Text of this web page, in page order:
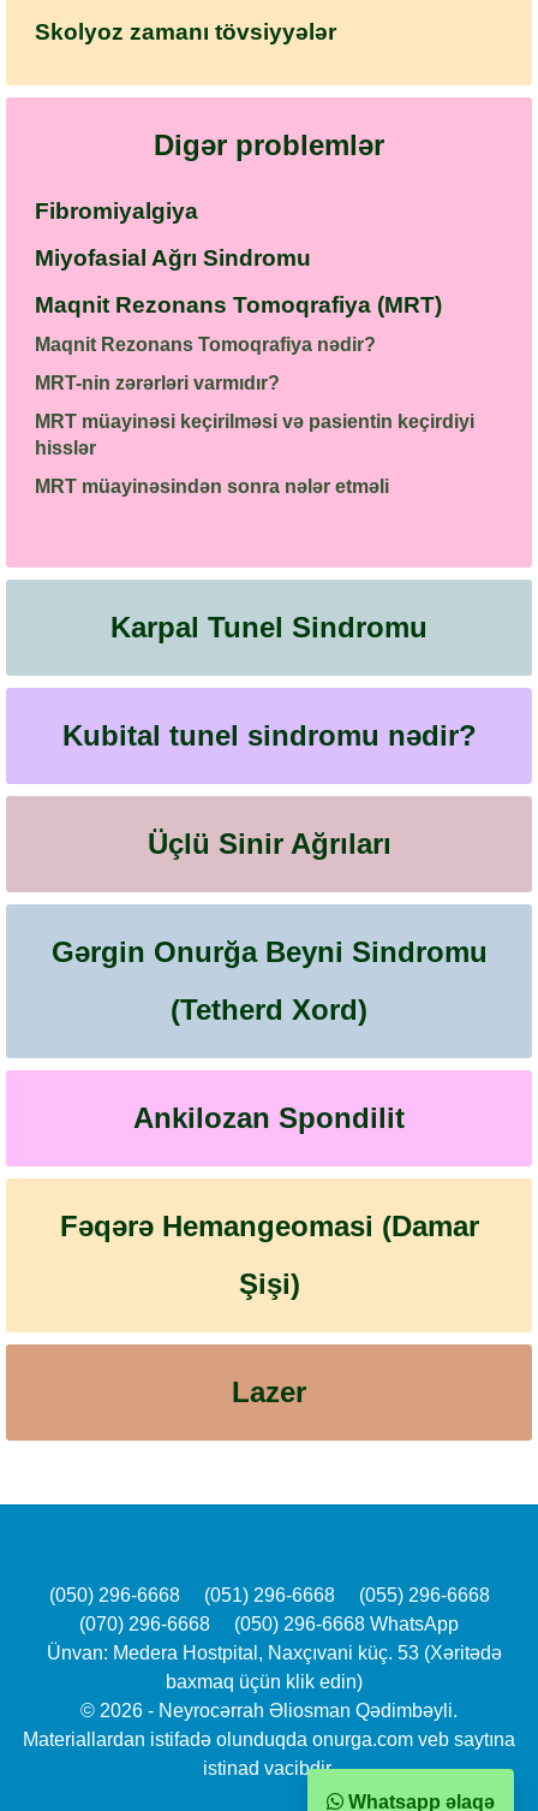
Skolyoz zamanı tövsiyyələr
Digər problemlər
Fibromiyalgiya
Miyofasial Ağrı Sindromu
Maqnit Rezonans Tomoqrafiya (MRT)
Maqnit Rezonans Tomoqrafiya nədir?
MRT-nin zərərləri varmıdır?
MRT müayinəsi keçirilməsi və pasientin keçirdiyi
hisslər
MRT müayinəsindən sonra nələr etməli
Karpal Tunel Sindromu
Kubital tunel sindromu nədir?
Üçlü Sinir Ağrıları
Gərgin Onurğa Beyni Sindromu
(Tetherd Xord)
Ankilozan Spondilit
Fəqərə Hemangeomasi (Damar
Şişi)
Lazer
(050) 296-6668 (051) 296-6668
(055) 296-6668
(070) 296-6668
(050) 296-6668 WhatsApp
Ünvan: Medera Hostpital, Naxçıvani küç. 53 (Xəritədə
baxmaq üçün klik edin)
© 2026 - Neyrocərrah Əliosman Qədimbəyli.
Materiallardan istifadə olunduqda onurga.com veb saytına
istinad vacibdir.
Whatsapp əlaqə